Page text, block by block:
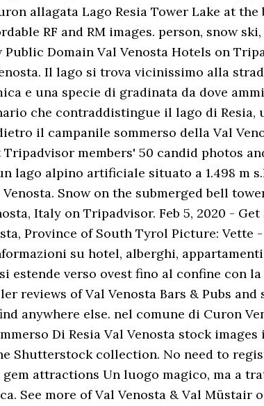
allagata Lago Resia Tower Lake at
RF and RM images. person, snow
Domain Val Venosta Hotels on
Il lago si trova vicinissimo alla
e una specie di gradinata da dove
che contraddistingue il lago di
il campanile sommerso della Val
members' 50 candid photos
lago alpino artificiale situato a 1.498 m
Snow on the submerged bell
Italy on Tripadvisor. Feb 5, 2020 -
Province of South Tyrol Picture:
su hotel, alberghi,
estende verso ovest fino al confine con
reviews of Val Venosta Bars & Pubs
anywhere else. nel comune di Curon
Di Resia Val Venosta stock
Shutterstock collection. No need to
attractions Un luogo magico, ma a
See more of Val Venosta & Val Müstair